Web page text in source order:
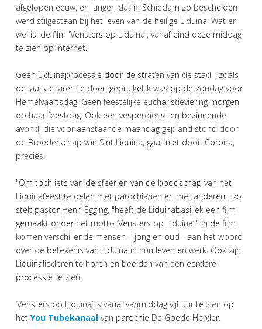
afgelopen eeuw, en langer, dat in Schiedam zo bescheiden
werd stilgestaan bij het leven van de heilige Liduina. Wat er
wel is: de film 'Vensters op Liduina', vanaf eind deze middag
te zien op internet.
Geen Liduinaprocessie door de straten van de stad - zoals
de laatste jaren te doen gebruikelijk was op de zondag voor
Hemelvaartsdag. Geen feestelijke eucharistieviering morgen
op haar feestdag. Ook een vesperdienst en bezinnende
avond, die voor aanstaande maandag gepland stond door
de Broederschap van Sint Liduina, gaat niet door. Corona,
precies.
"Om toch iets van de sfeer en van de boodschap van het
Liduinafeest te delen met parochianen en met anderen", zo
stelt pastor Henri Egging, "heeft de Liduinabasiliek een film
gemaakt onder het motto ‘Vensters op Liduina’." In de film
komen verschillende mensen – jong en oud - aan het woord
over de betekenis van Liduina in hun leven en werk. Ook zijn
Liduinaliederen te horen en beelden van een eerdere
processie te zien.
‘Vensters op Liduina’ is vanaf vanmiddag vijf uur te zien op
het You Tubekanaal van parochie De Goede Herder.